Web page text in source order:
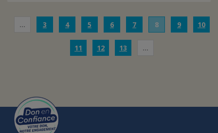
… 3 4 5 6 7 8 9 10
11 12 13 …